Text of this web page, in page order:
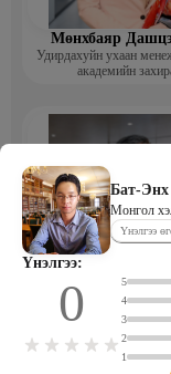
Бат-
Монгол
Үнэлгээ
Үнэлгээ:
0 5
4
3
2
1
Мөнхбаяр
Удирдахуйн ухаан
академийн
Мөнгөнрейс
Программист, График
Багш